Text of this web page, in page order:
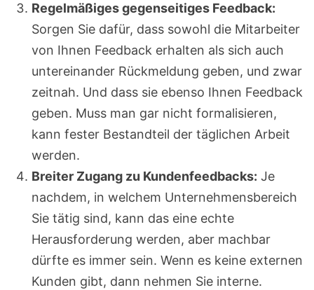
Regelmäßiges gegenseitiges Feedback:
Sorgen Sie dafür, dass sowohl die Mitarbeiter
von Ihnen Feedback erhalten als sich auch
untereinander Rückmeldung geben, und zwar
zeitnah. Und dass sie ebenso Ihnen Feedback
geben. Muss man gar nicht formalisieren,
kann fester Bestandteil der täglichen Arbeit
werden.
Breiter Zugang zu Kundenfeedbacks: Je
nachdem, in welchem Unternehmensbereich
Sie tätig sind, kann das eine echte
Herausforderung werden, aber machbar
dürfte es immer sein. Wenn es keine externen
Kunden gibt, dann nehmen Sie interne.